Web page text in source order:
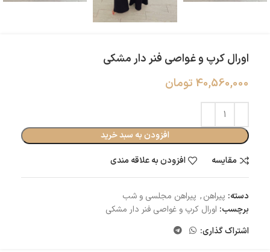
اورال کرپ و غواصی فنر دار مشکی
40,560,000 تومان
افزودن به سبد خرید
مقایسه
افزودن به علاقه مندی
دسته: پیراهن, پیراهن مجلسی و شب
برچسب: اورال کرپ و غواصی فنر دار مشکی
اشتراک گذاری: